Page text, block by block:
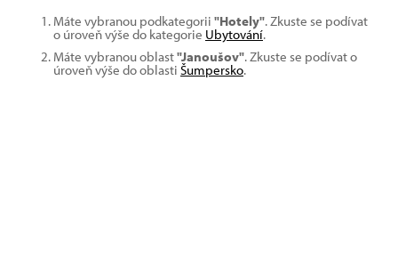
Máte vybranou podkategorii "Hotely". Zkuste se podívat
o úroveň výše do kategorie Ubytování.
Máte vybranou oblast"Janoušov". Zkuste se podívat o
úroveň výše do oblasti Šumpersko.